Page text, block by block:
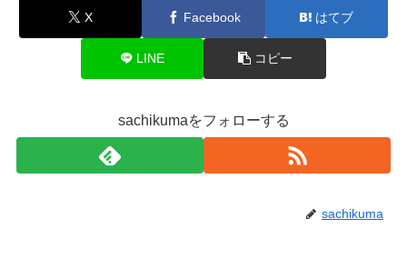
X Facebook はてブ
LINE コピー
sachikumaをフォローする
sachikuma